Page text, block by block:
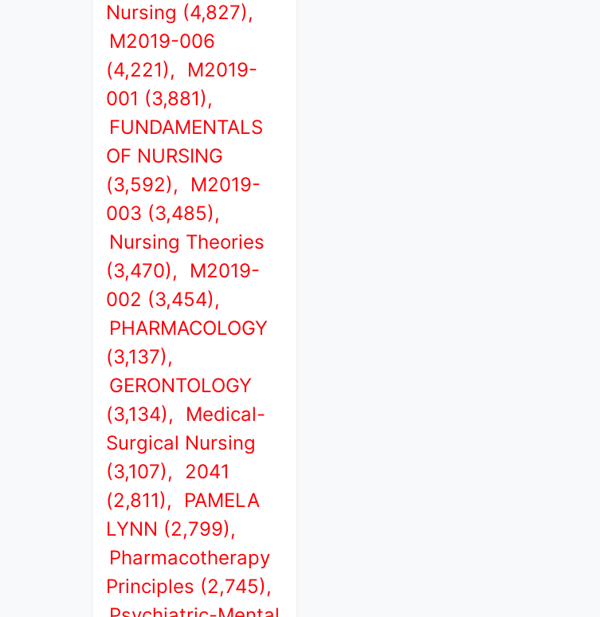
Nursing (4,827),
M2019-006
(4,221),
M2019-
001 (3,881),
FUNDAMENTALS
OF NURSING
(3,592),
M2019-
003 (3,485),
Nursing Theories
(3,470),
M2019-
002 (3,454),
PHARMACOLOGY
(3,137),
GERONTOLOGY
(3,134),
Medical-
Surgical Nursing
(3,107),
2041
(2,811),
PAMELA
LYNN (2,799),
Pharmacotherapy
Principles (2,745),